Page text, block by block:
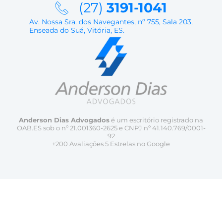
(27) 3191-1041
Av. Nossa Sra. dos Navegantes, nº 755, Sala 203,
Enseada do Suá, Vitória, ES.
Anderson Dias Advogados é um escritório registrado na
OAB.ES sob o nº 21.001360-2625 e CNPJ nº 41.140.769/0001-
92
+200 Avaliações 5 Estrelas no Google